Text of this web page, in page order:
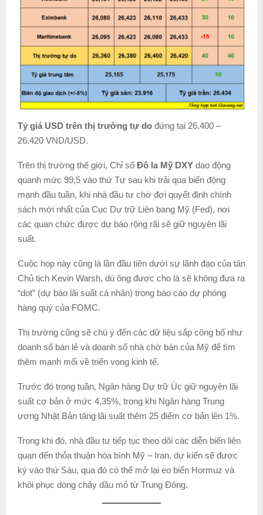
Tỷ giá USD trên thị trường tự do đứng tại 26.400 –
26.420 VND/USD.
Trên thị trường thế giới, Chỉ số Đô la Mỹ DXY dao động
quanh mức 99,5 vào thứ Tư sau khi trải qua biến động
mạnh đầu tuần, khi nhà đầu tư chờ đợi quyết định chính
sách mới nhất của Cục Dự trữ Liên bang Mỹ (Fed), nơi
các quan chức được dự báo rộng rãi sẽ giữ nguyên lãi
suất.
Cuộc họp này cũng là lần đầu tiên dưới sự lãnh đạo của tân
Chủ tịch Kevin Warsh, dù ông được cho là sẽ không đưa ra
“dot” (dự báo lãi suất cá nhân) trong báo cáo dự phóng
hàng quý của FOMC.
Thị trường cũng sẽ chú ý đến các dữ liệu sắp công bố như
doanh số bán lẻ và doanh số nhà chờ bán của Mỹ để tìm
thêm manh mối về triển vọng kinh tế.
Trước đó trong tuần, Ngân hàng Dự trữ Úc giữ nguyên lãi
suất cơ bản ở mức 4,35%, trong khi Ngân hàng Trung
ương Nhật Bản tăng lãi suất thêm 25 điểm cơ bản lên 1%.
Trong khi đó, nhà đầu tư tiếp tục theo dõi các diễn biến liên
quan đến thỏa thuận hòa bình Mỹ – Iran, dự kiến sẽ được
ký vào thứ Sáu, qua đó có thể mở lại eo biển Hormuz và
khôi phục dòng chảy dầu mỏ từ Trung Đông.